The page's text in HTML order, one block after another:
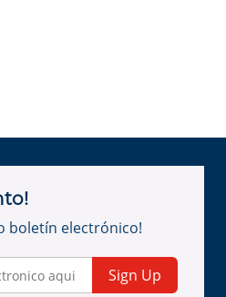
boletín electrónico!
Sign Up